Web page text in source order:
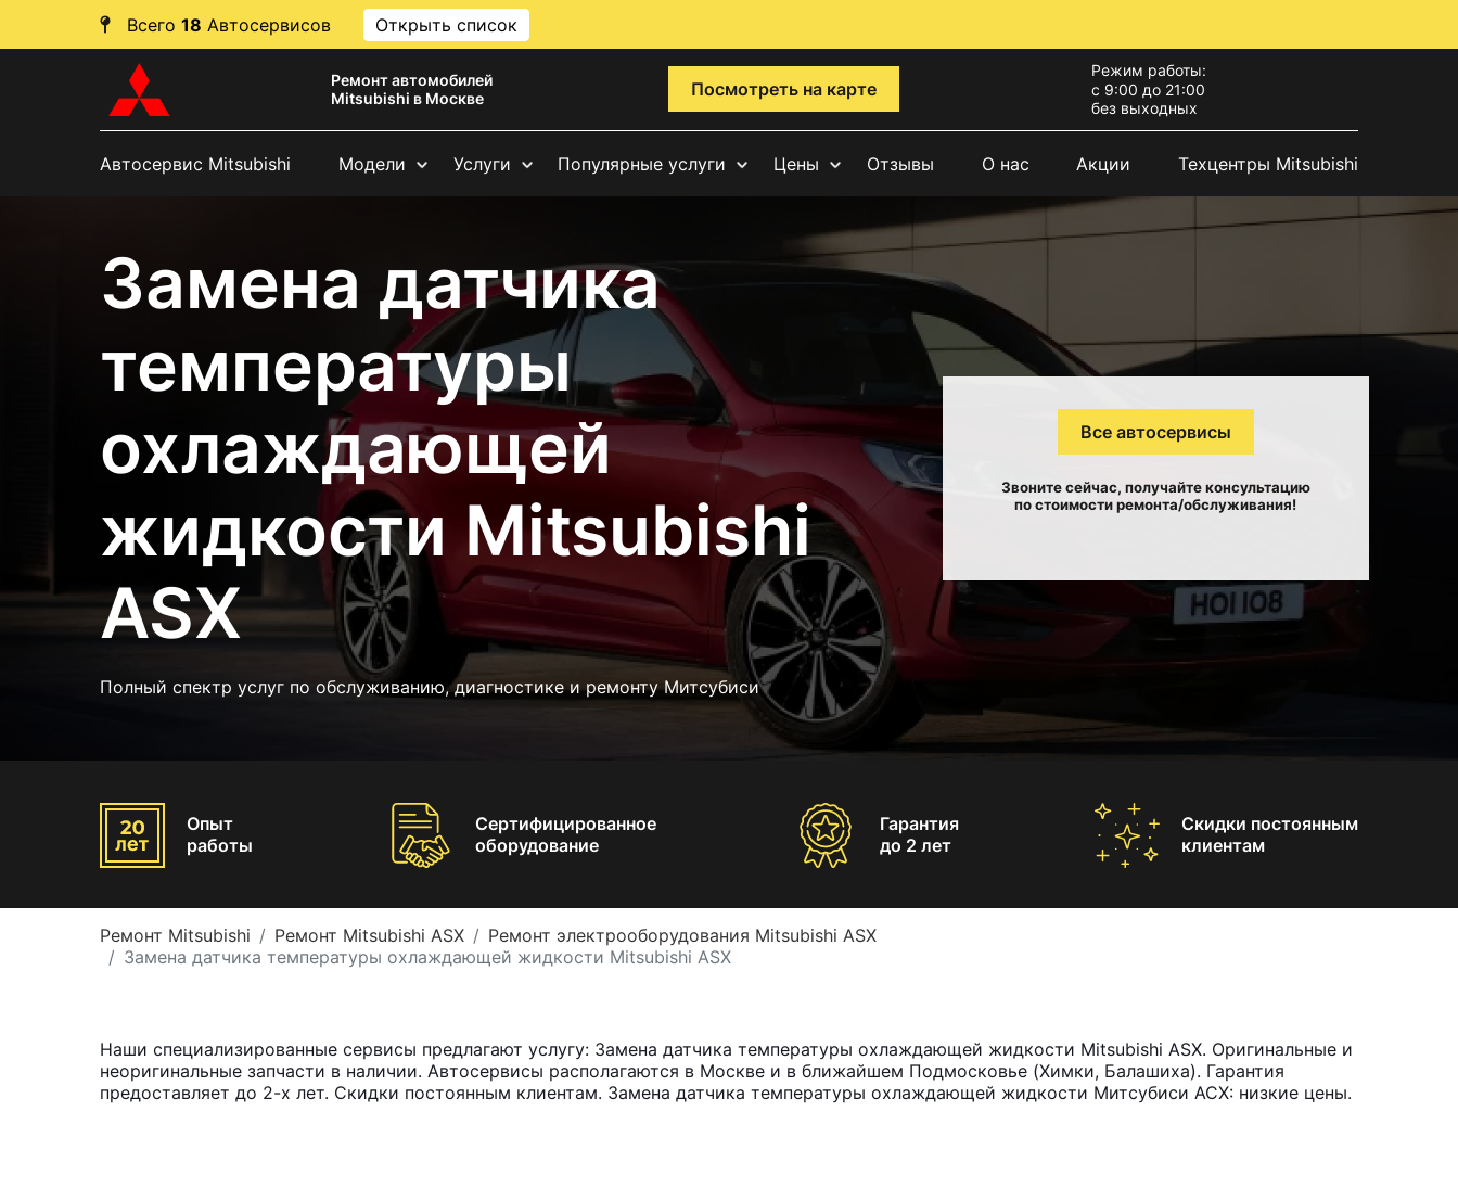
Всего 18 Автосервисов Открыть список
Ремонт автомобилей
Mitsubishi в Москве
Посмотреть на карте
Режим работы:
с 9:00 до 21:00
без выходных
Автосервис Mitsubishi Модели Услуги Популярные услуги Цены Отзывы О нас Акции Техцентры Mitsubishi
Замена датчика
температуры
охлаждающей
жидкости Mitsubishi
ASX
Полный спектр услуг по обслуживанию, диагностике и ремонту Митсубиси
Все автосервисы
Звоните сейчас, получайте консультацию
по стоимости ремонта/обслуживания!
Опыт
работы
Сертифицированное
оборудование
Гарантия
до 2 лет
Скидки постоянным
клиентам
Ремонт Mitsubishi Ремонт Mitsubishi ASX
Ремонт электрооборудования Mitsubishi ASX
Замена датчика температуры охлаждающей жидкости Mitsubishi ASX
Наши специализированные сервисы предлагают услугу: Замена датчика температуры охлаждающей жидкости Mitsubishi ASX. Оригинальные и
неоригинальные запчасти в наличии. Автосервисы располагаются в Москве и в ближайшем Подмосковье (Химки, Балашиха). Гарантия
предоставляет до 2-х лет. Скидки постоянным клиентам. Замена датчика температуры охлаждающей жидкости Митсубиси АСХ: низкие цены.